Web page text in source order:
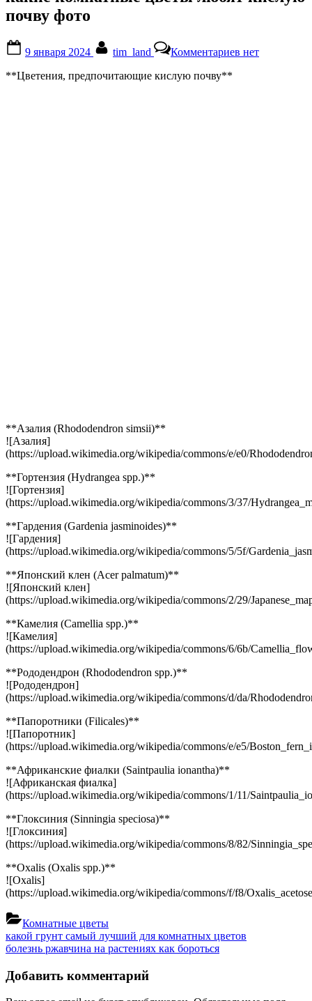
почву фото
on
9 января 2024 tim_land Комментариевзаписи
нет
**Цветения, предпочитающие кислую почву**
**Азалия (Rhododendron simsii)**
![Азалия]
(https://upload.wikimedia.org/wikipedia/commons/e/e0/
**Гортензия (Hydrangea spp.)**
![Гортензия]
(https://upload.wikimedia.org/wikipedia/commons/3/37/
**Гардения (Gardenia jasminoides)**
![Гардения]
(https://upload.wikimedia.org/wikipedia/commons/5/5f/
**Японский клен (Acer palmatum)**
![Японский клен]
(https://upload.wikimedia.org/wikipedia/commons/2/29/
**Камелия (Camellia spp.)**
![Камелия]
(https://upload.wikimedia.org/wikipedia/commons/6/6b/
**Рододендрон (Rhododendron spp.)**
![Рододендрон]
(https://upload.wikimedia.org/wikipedia/commons/d/da/
**Папоротники (Filicales)**
![Папоротник]
(https://upload.wikimedia.org/wikipedia/commons/e/e5/
**Африканские фиалки (Saintpaulia ionantha)**
![Африканская фиалка]
(https://upload.wikimedia.org/wikipedia/commons/1/11/
**Глоксиния (Sinningia speciosa)**
![Глоксиния]
(https://upload.wikimedia.org/wikipedia/commons/8/82/
**Oxalis (Oxalis spp.)**
![Oxalis]
(https://upload.wikimedia.org/wikipedia/commons/f/f8/
Комнатные цветы
Навигация
по
записям
Previous
Post:
какой грунт самый лучший для комнатных цветов
Next
болезнь ржавчина на растениях как бороться
Добавить комментарий